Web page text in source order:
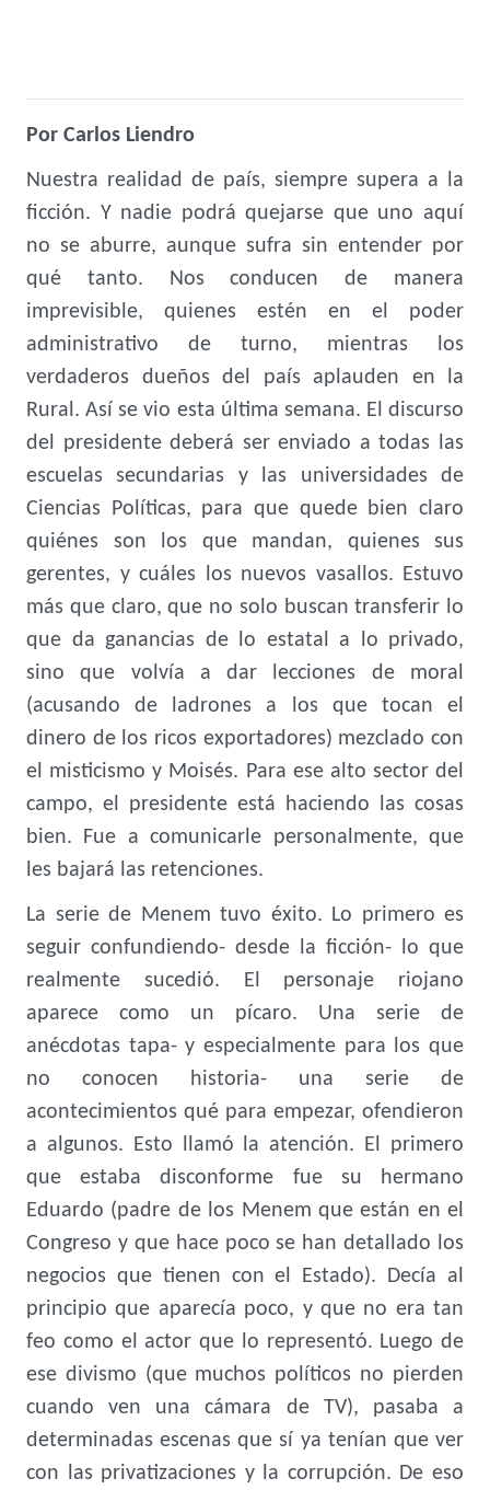
Por Carlos Liendro
Nuestra realidad de país, siempre supera a la
ficción. Y nadie podrá quejarse que uno aquí
no se aburre, aunque sufra sin entender por
qué tanto. Nos conducen de manera
imprevisible, quienes estén en el poder
administrativo de turno, mientras los
verdaderos dueños del país aplauden en la
Rural. Así se vio esta última semana. El discurso
del presidente deberá ser enviado a todas las
escuelas secundarias y las universidades de
Ciencias Políticas, para que quede bien claro
quiénes son los que mandan, quienes sus
gerentes, y cuáles los nuevos vasallos. Estuvo
más que claro, que no solo buscan transferir lo
que da ganancias de lo estatal a lo privado,
sino que volvía a dar lecciones de moral
(acusando de ladrones a los que tocan el
dinero de los ricos exportadores) mezclado con
el misticismo y Moisés. Para ese alto sector del
campo, el presidente está haciendo las cosas
bien. Fue a comunicarle personalmente, que
les bajará las retenciones.
La serie de Menem tuvo éxito. Lo primero es
seguir confundiendo- desde la ficción- lo que
realmente sucedió. El personaje riojano
aparece como un pícaro. Una serie de
anécdotas tapa- y especialmente para los que
no conocen historia- una serie de
acontecimientos qué para empezar, ofendieron
a algunos. Esto llamó la atención. El primero
que estaba disconforme fue su hermano
Eduardo (padre de los Menem que están en el
Congreso y que hace poco se han detallado los
negocios que tienen con el Estado). Decía al
principio que aparecía poco, y que no era tan
feo como el actor que lo representó. Luego de
ese divismo (que muchos políticos no pierden
cuando ven una cámara de TV), pasaba a
determinadas escenas que sí ya tenían que ver
con las privatizaciones y la corrupción. De eso